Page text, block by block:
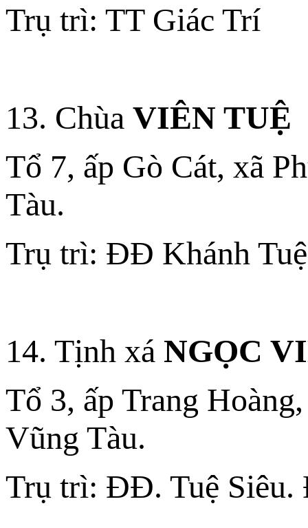
Trụ trì: TT Giác Trí
13. Chùa VIÊN TUỆ
Tổ 7, ấp Gò Cát, xã
Tàu.
Trụ trì: ĐĐ Khánh
14. Tịnh xá NGỌC
Tổ 3, ấp Trang
Vũng Tàu.
Trụ trì: ĐĐ. Tuệ Siêu.